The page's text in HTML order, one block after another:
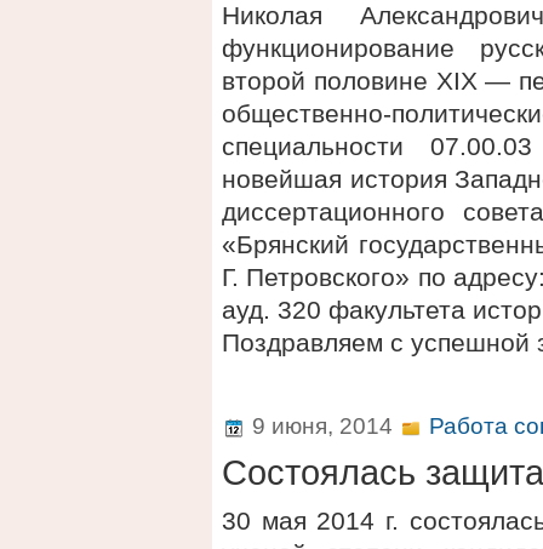
Николая
функционирование
второй половине XIX —
общественно-
специальности
новейшая история
диссертационного
«Брянский
Г. Петровского» по
ауд. 320 факультета
Поздравляем с успешной
9 июня, 2014 Работа
Состоялась защита
30 мая 2014 г.